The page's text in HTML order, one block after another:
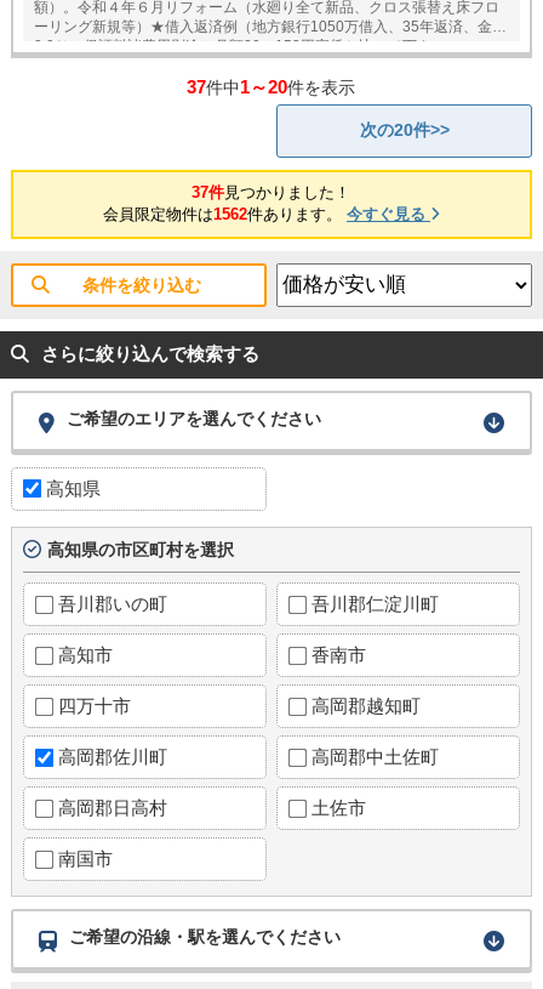
額）。令和４年６月リフォーム（水廻り全て新品、クロス張替え床フロ
ーリング新規等）★借入返済例（地方銀行1050万借入、35年返済、金利
0.9％、保証料諸費用別途）月額29，153円家賃と比べて下さい。
37件中1～20件を表示
次の20件>>
37件見つかりました！
会員限定物件は1562件あります。 今すぐ見る
条件を絞り込む
さらに絞り込んで検索する
ご希望のエリアを選んでください
高知県
高知県の市区町村を選択
吾川郡いの町 吾川郡仁淀川町
高知市 香南市
四万十市 高岡郡越知町
高岡郡佐川町 高岡郡中土佐町
高岡郡日高村 土佐市
南国市
ご希望の沿線・駅を選んでください